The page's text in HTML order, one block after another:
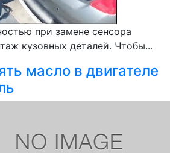
при замене сенсора
кузовных деталей. Чтобы...
масло в двигателе